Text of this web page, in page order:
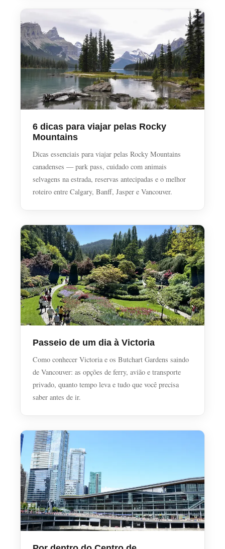
6 dicas para viajar pelas Rocky
Mountains
Dicas essenciais para viajar pelas Rocky Mountains
canadenses — park pass, cuidado com animais
selvagens na estrada, reservas antecipadas e o melhor
roteiro entre Calgary, Banff, Jasper e Vancouver.
Passeio de um dia à Victoria
Como conhecer Victoria e os Butchart Gardens saindo
de Vancouver: as opções de ferry, avião e transporte
privado, quanto tempo leva e tudo que você precisa
saber antes de ir.